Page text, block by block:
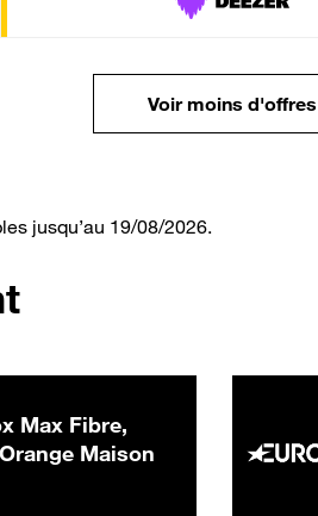
Voir moins d'offres
jusqu’au 19/08/2026.
Max Fibre,
mois Maison